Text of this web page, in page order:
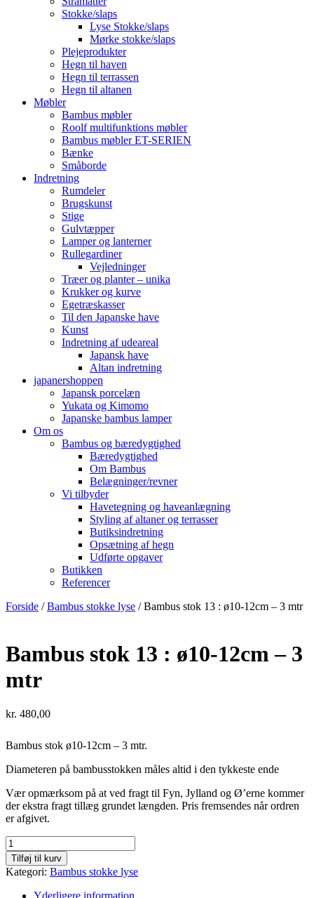
Stokke/slaps
Lyse Stokke/slaps
Mørke stokke/slaps
Plejeprodukter
Hegn til haven
Hegn til terrassen
Hegn til altanen
Møbler
Bambus møbler
Roolf multifunktions møbler
Bambus møbler ET-SERIEN
Bænke
Småborde
Indretning
Rumdeler
Brugskunst
Stige
Gulvtæpper
Lamper og lanterner
Rullegardiner
Vejledninger
Træer og planter – unika
Krukker og kurve
Egetræskasser
Til den Japanske have
Kunst
Indretning af udeareal
Japansk have
Altan indretning
japanershoppen
Japansk porcelæn
Yukata og Kimomo
Japanske bambus lamper
Om os
Bambus og bæredygtighed
Bæredygtighed
Om Bambus
Belægninger/revner
Vi tilbyder
Havetegning og haveanlægning
Styling af altaner og terrasser
Butiksindretning
Opsætning af hegn
Udførte opgaver
Butikken
Referencer
Forside /Bambus stokke lyse / Bambus stok 13 : ø10-12cm – 3 mtr
Bambus stok 13 : ø10-12cm – 3
mtr
kr. 480,00
Bambus stok ø10-12cm – 3 mtr.
Diameteren på bambusstokken måles altid i den tykkeste ende
Vær opmærksom på at ved fragt til Fyn, Jylland og Ø’erne kommer
der ekstra fragt tillæg grundet længden. Pris fremsendes når ordren
er afgivet.
Bambus
stok
13
:
ø10-
Tilføj til kurv
Kategori: Bambus stokke lyse